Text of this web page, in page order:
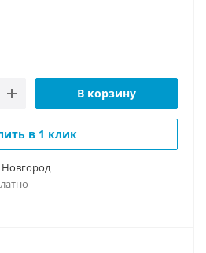
В корзину
в 1 клик